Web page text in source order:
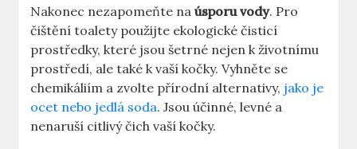
Nakonec nezapomeňte naúsporu vody. Pro
čištění toalety použijte ekologické čisticí
prostředky, které jsou šetrné nejen k životnímu
prostředí, ale také k vaší kočky. Vyhněte se
chemikáliím a zvolte přírodní alternativy, jako je
ocet nebo jedlá soda. Jsou účinné, levné a
nenaruší citlivý čich vaší kočky.